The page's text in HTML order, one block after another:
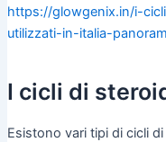
https://glowgenix.in/i-
utilizzati-in-italia-
I cicli di
Esistono vari tipi di cicli